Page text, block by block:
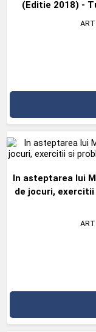
(Editie 2018) -
ART
In asteptarea lui
de jocuri,
ART